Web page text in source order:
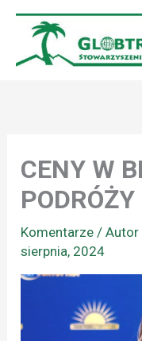
Przejdź
treści
CENY W
PODRÓŻY
Komentarze / Autor
sierpnia, 2024